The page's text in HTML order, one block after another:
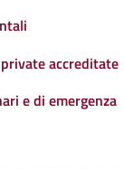
accreditate
e di emergenza